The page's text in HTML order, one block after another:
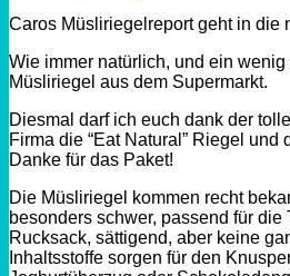
Caros Müsliriegelreport geht in die
Wie immer natürlich, und ein
Müsliriegel aus dem Supermarkt.
Diesmal darf ich euch dank der
Firma die “Eat Natural” Riegel und
Danke für das Paket!
Die Müsliriegel kommen recht
besonders schwer, passend für die
Rucksack, sättigend, aber keine
Inhaltsstoffe sorgen für den